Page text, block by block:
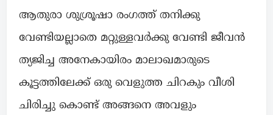
ആതുരാ ശുശ്രൂഷാ രംഗത്ത് തനിക്കു
വേണ്ടിയല്ലാതെ മറ്റുള്ളവർക്കു വേണ്ടി ജീവൻ
ത്യജിച്ച അനേകായിരം മാലാഖമാരുടെ
കൂട്ടത്തിലേക്ക് ഒരു വെളുത്ത ചിറകും വീശി
ചിരിച്ചു കൊണ്ട് അങ്ങനെ അവളും